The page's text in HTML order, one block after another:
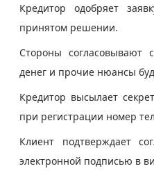
Кредитор одобряет
принятом решении.
Стороны согласовывают
денег и прочие нюансы
Кредитор высылает
при регистрации номер
Клиент подтверждает
электронной подписью в